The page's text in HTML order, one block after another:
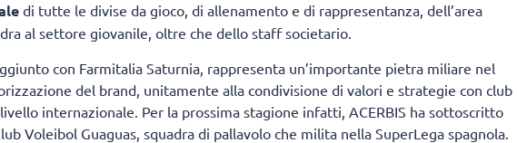
di tutte le divise da gioco, di allenamento e di rappresentanza, dell’area
al settore giovanile, oltre che dello staff societario.
con Farmitalia Saturnia, rappresenta un’importante pietra miliare nel
del brand, unitamente alla condivisione di valori e strategie con club
internazionale. Per la prossima stagione infatti, ACERBIS ha sottoscritto
Voleibol Guaguas, squadra di pallavolo che milita nella SuperLega spagnola.